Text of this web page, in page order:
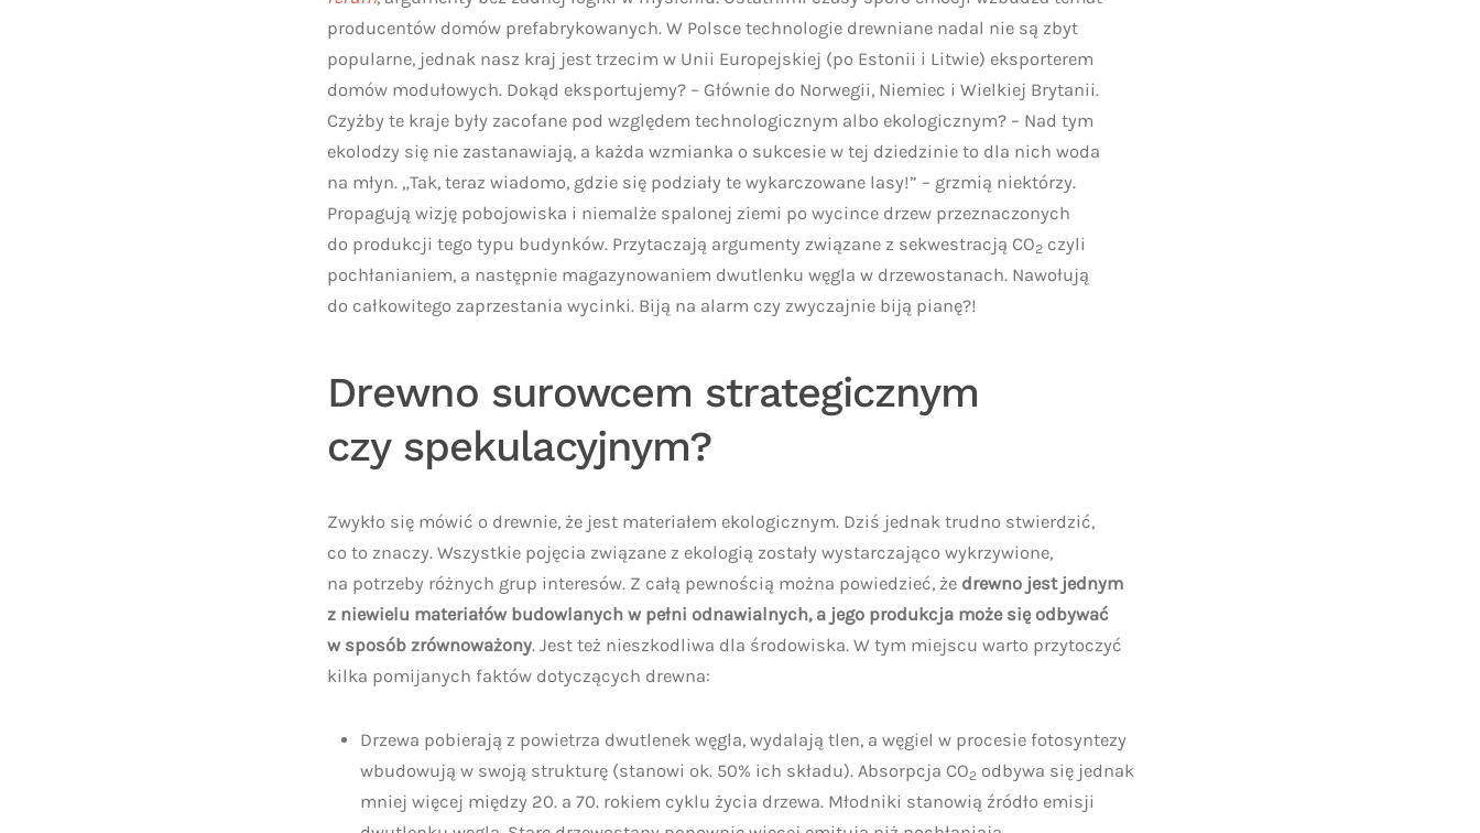
producentów domów prefabrykowanych. W Polsce technologie drewniane nadal nie są zbyt
popularne, jednak nasz kraj jest trzecim w Unii Europejskiej (po Estonii i Litwie) eksporterem
domów modułowych. Dokąd eksportujemy? – Głównie do Norwegii, Niemiec i Wielkiej Brytanii.
Czyżby te kraje były zacofane pod względem technologicznym albo ekologicznym? – Nad tym
ekolodzy się nie zastanawiają, a każda wzmianka o sukcesie w tej dziedzinie to dla nich woda
na młyn. „Tak, teraz wiadomo, gdzie się podziały te wykarczowane lasy!” – grzmią niektórzy.
Propagują wizję pobojowiska i niemalże spalonej ziemi po wycince drzew przeznaczonych
do produkcji tego typu budynków. Przytaczają argumenty związane z sekwestracją CO2 czyli
pochłanianiem, a następnie magazynowaniem dwutlenku węgla w drzewostanach. Nawołują
do całkowitego zaprzestania wycinki. Biją na alarm czy zwyczajnie biją pianę?!
Drewno surowcem strategicznym
czy spekulacyjnym?
Zwykło się mówić o drewnie, że jest materiałem ekologicznym. Dziś jednak trudno stwierdzić,
co to znaczy. Wszystkie pojęcia związane z ekologią zostały wystarczająco wykrzywione,
na potrzeby różnych grup interesów. Z całą pewnością można powiedzieć, że drewno jest jednym
z niewielu materiałów budowlanych w pełni odnawialnych, a jego produkcja może się odbywać
w sposób zrównoważony. Jest też nieszkodliwa dla środowiska. W tym miejscu warto przytoczyć
kilka pomijanych faktów dotyczących drewna:
Drzewa pobierają z powietrza dwutlenek węgla, wydalają tlen, a węgiel w procesie fotosyntezy
wbudowują w swoją strukturę (stanowi ok. 50% ich składu). Absorpcja CO2 odbywa się jednak
mniej więcej między 20. a 70. rokiem cyklu życia drzewa. Młodniki stanowią źródło emisji